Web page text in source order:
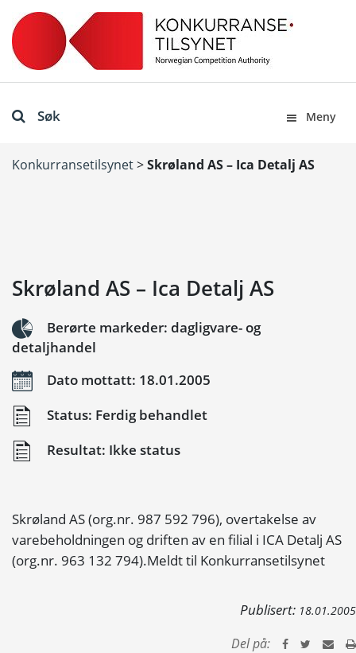
Søk Meny
Konkurransetilsynet>Skrøland AS – Ica Detalj AS
Skrøland AS – Ica Detalj AS
Berørte markeder: dagligvare- og
detaljhandel
Dato mottatt: 18.01.2005
Status: Ferdig behandlet
Resultat: Ikke status
Skrøland AS (org.nr. 987 592 796), overtakelse av
varebeholdningen og driften av en filial i ICA Detalj AS
(org.nr. 963 132 794).Meldt til Konkurransetilsynet
Publisert: 18.01.2005
Del på: